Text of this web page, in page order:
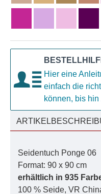
Hier eine
einfach die
können, bis
Seidentuch Ponge 06
Format: 90 x 90 cm
erhältlich in 935
100 % Seide, VR